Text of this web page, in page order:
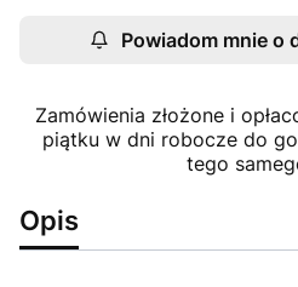
Powiadom mnie o
Zamówienia złożone i
piątku w dni robocze do
tego
Opis